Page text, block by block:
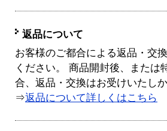
返品について
お客様のご都合による返品・交
ください。 商品開封後、または
合、返品・交換はお受けいたし
⇒返品について詳しくはこちら